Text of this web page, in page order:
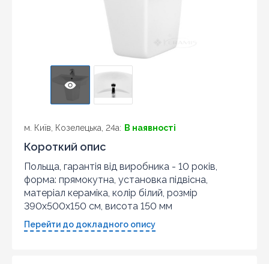
м. Київ, Козелецька, 24а: В наявності
Короткий опис
Польща, гарантія від виробника - 10 років,
форма: прямокутна, установка підвісна,
матеріал кераміка, колір білий, розмір
390x500x150 см, висота 150 мм
Перейти до докладного опису